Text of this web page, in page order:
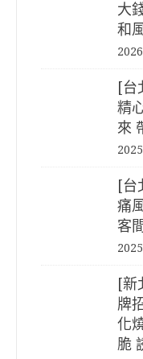
大
和
[台
精
來
[台
痛
客
[新
牌
化
脆